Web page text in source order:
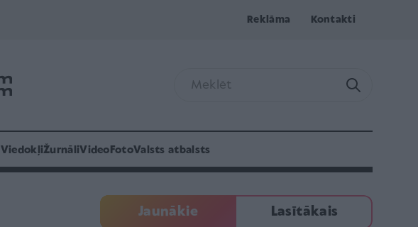
Reklāma Kontakti
ViedokļiŽurnāliVideo FotoValsts atbalsts
Jaunākie Lasītākais